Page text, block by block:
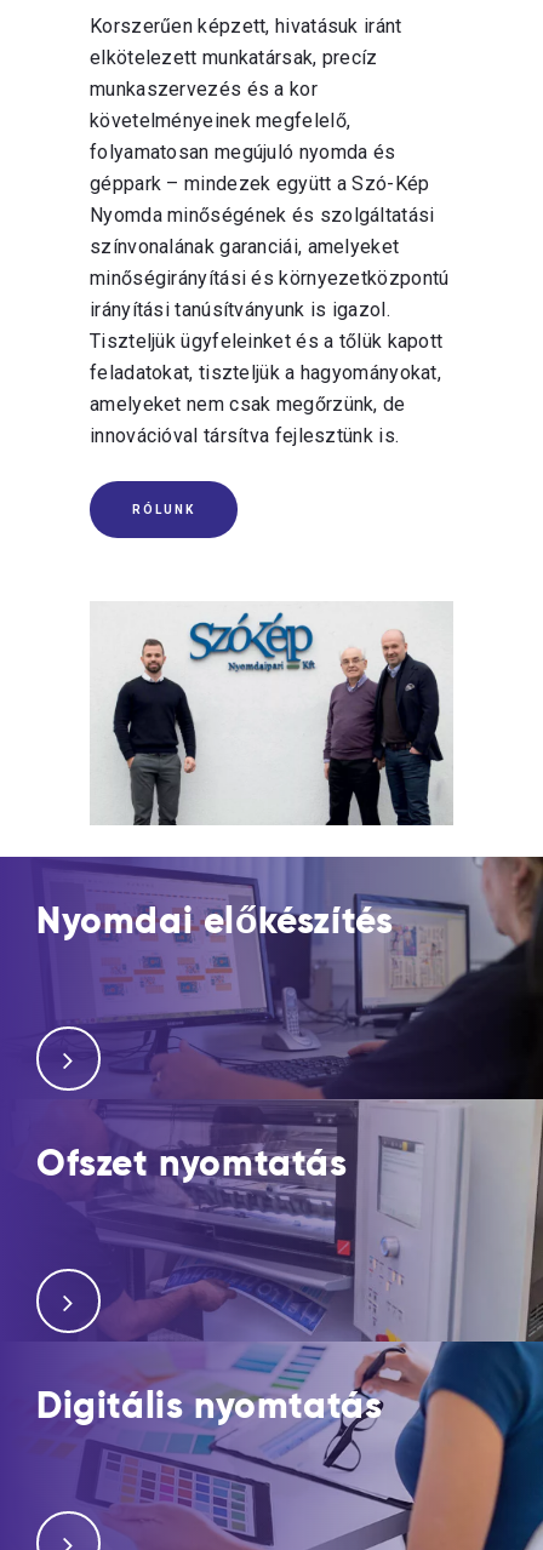
Korszerűen képzett, hivatásuk iránt
elkötelezett munkatársak, precíz
munkaszervezés és a kor
követelményeinek megfelelő,
folyamatosan megújuló nyomda és
géppark – mindezek együtt a Szó-Kép
Nyomda minőségének és szolgáltatási
színvonalának garanciái, amelyeket
minőségirányítási és környezetközpontú
irányítási tanúsítványunk is igazol.
Tiszteljük ügyfeleinket és a tőlük kapott
feladatokat, tiszteljük a hagyományokat,
amelyeket nem csak megőrzünk, de
innovációval társítva fejlesztünk is.
RÓLUNK
Nyomdai előkészítés
Ofszet nyomtatás
Digitális nyomtatás